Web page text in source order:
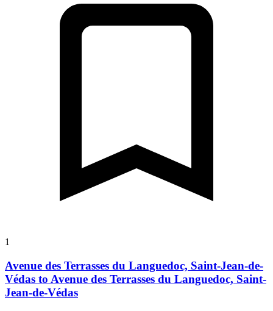
1
Avenue des Terrasses du Languedoc, Saint-Jean-de-
Védas to Avenue des Terrasses du Languedoc, Saint-
Jean-de-Védas